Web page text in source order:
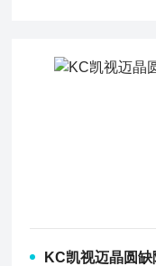
KC凯视迈晶圆